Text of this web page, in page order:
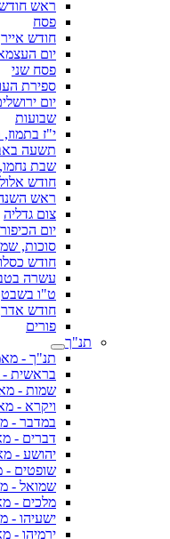
ראש
פסח
חודש אייר
יום
פסח שני
ספירת
יום
שבועות
י"ז
תשעה
שבת
חודש
ראש
צום גדליה
יום
סוכות,
חודש
עשרה
ט"ו בשבט
חודש
פורים
תנ"ך
תנ"ך -
בראשית
שמות -
ויקרא -
במדבר -
דברים -
יהושע -
שופטים -
שמואל -
מלכים -
ישעיהו -
ירמיהו -